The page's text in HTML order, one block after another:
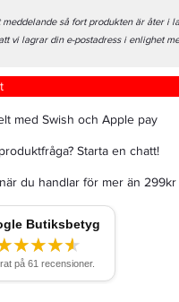
så fort produkten är åter i
vi lagrar din e-postadress i enlighet
med Swish och Apple pay
Starta en chatt!
du handlar för mer än 299kr